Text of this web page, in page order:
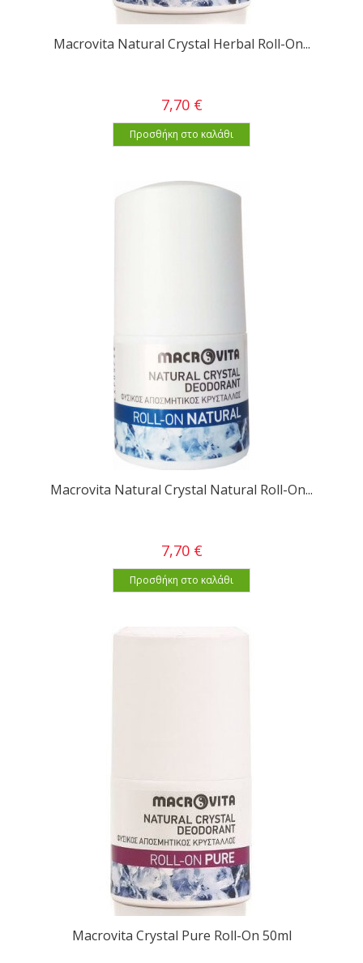
Macrovita Natural Crystal Herbal Roll-On...
7,70 €
Προσθήκη στο καλάθι
Macrovita Natural Crystal Natural Roll-On...
7,70 €
Προσθήκη στο καλάθι
Macrovita Crystal Pure Roll-On 50ml